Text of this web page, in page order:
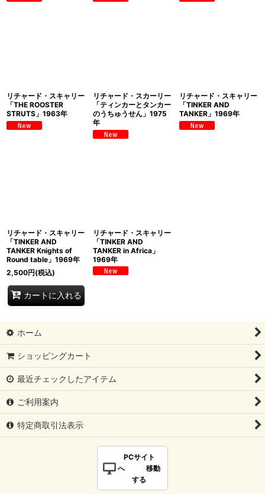
リチャード・スキャリー
「THE ROOSTER
STRUTS」1963年
リチャード・スカーリー
「ティンカーとタンカー
のうちゅうせん」1975
年
リチャード・スキャリー
「TINKER AND
TANKER」1969年
リチャード・スキャリー
「TINKER AND
TANKER Knights of
Round table」1969年
2,500円(税込)
カートに入れる
リチャード・スキャリー
「TINKER AND
TANKER in Africa」
1969年
ホーム
ショッピングカート
最近チェックしたアイテム
ご利用案内
特定商取引法表示
PCサイト
へ 移動
する